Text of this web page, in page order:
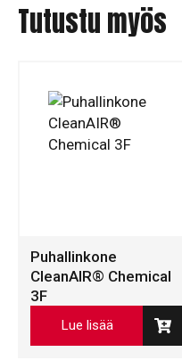
Tutustu myös
Puhallinkone
CleanAIR® Chemical
3F
Lue lisää